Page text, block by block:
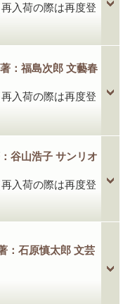
入荷の際は再度登
：福島次郎 文藝春
入荷の際は再度登
谷山浩子 サンリオ
入荷の際は再度登
：石原慎太郎 文芸